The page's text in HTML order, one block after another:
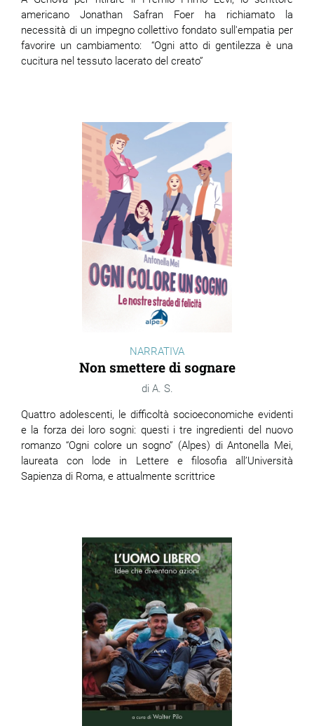
americano Jonathan Safran Foer ha richiamato la
necessità di un impegno collettivo fondato sull'empatia per
favorire un cambiamento: “Ogni atto di gentilezza è una
cucitura nel tessuto lacerato del creato”
NARRATIVA
Non smettere di sognare
A. S.
Quattro adolescenti, le difficoltà socioeconomiche evidenti
e la forza dei loro sogni: questi i tre ingredienti del nuovo
romanzo “Ogni colore un sogno” (Alpes) di Antonella Mei,
laureata con lode in Lettere e filosofia all’Università
Sapienza di Roma, e attualmente scrittrice